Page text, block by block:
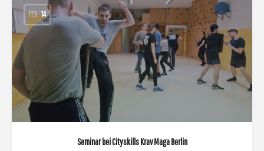
FEB. 14
Seminar bei Cityskills Krav Maga Berlin